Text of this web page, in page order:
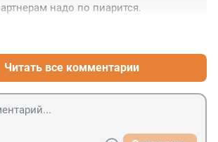
надо по пиарится.
Читать все комментарии